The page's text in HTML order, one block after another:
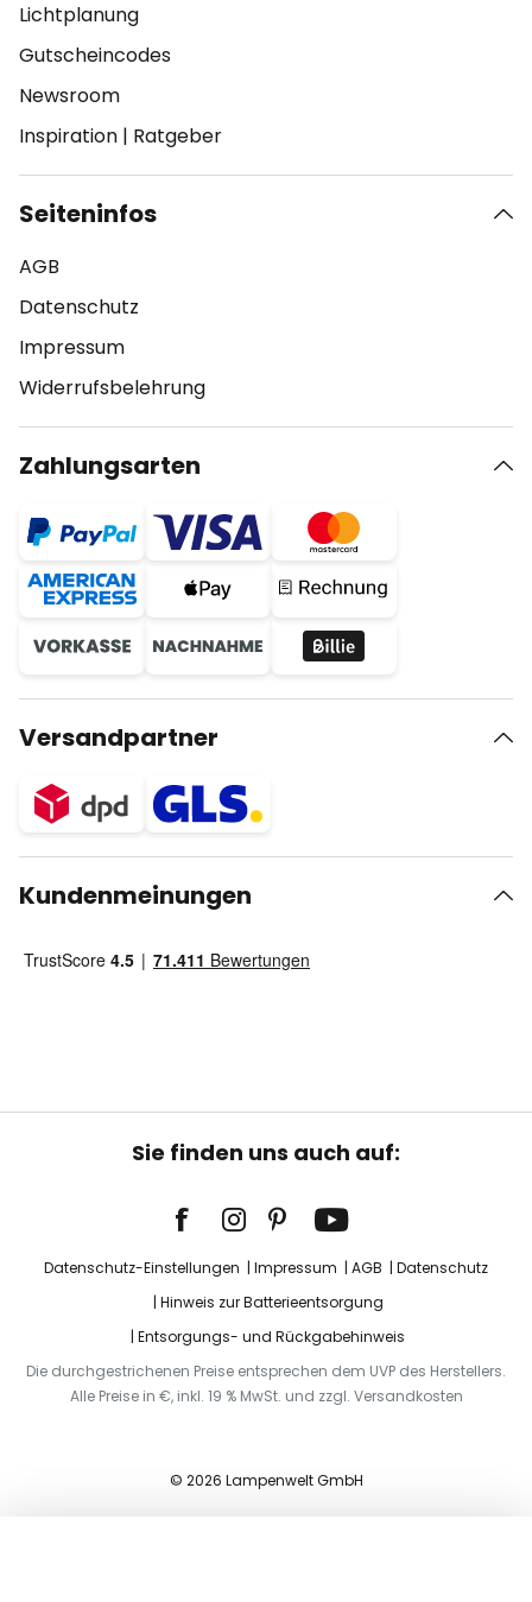
Lichtplanung
Gutscheincodes
Newsroom
Inspiration | Ratgeber
Seiteninfos
AGB
Datenschutz
Impressum
Widerrufsbelehrung
Zahlungsarten
Versandpartner
Kundenmeinungen
Sie finden uns auch auf:
Datenschutz-Einstellungen Impressum AGB
Datenschutz
Hinweis zur Batterieentsorgung
Entsorgungs- und Rückgabehinweis
Die durchgestrichenen Preise entsprechen dem UVP des Herstellers.
Alle Preise in €, inkl. 19 % MwSt. und zzgl. Versandkosten
© 2026 Lampenwelt GmbH